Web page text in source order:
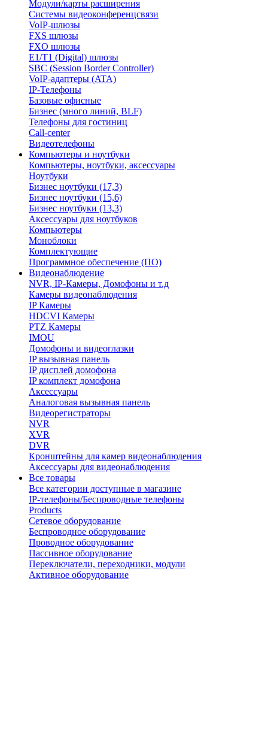
Модули/карты расширения
Системы видеоконференцсвязи
VoIP-шлюзы
FXS шлюзы
FXO шлюзы
E1/T1 (Digital) шлюзы
SBC (Session Border Controller)
VoIP-адаптеры (ATA)
IP-Телефоны
Базовые офисные
Бизнес (много линий, BLF)
Телефоны для гостиниц
Call-center
Видеотелефоны
Компьютеры и ноутбуки
Компьютеры, ноутбуки, аксессуары
Ноутбуки
Бизнес ноутбуки (17,3)
Бизнес ноутбуки (15,6)
Бизнес ноутбуки (13,3)
Аксессуары для ноутбуков
Компьютеры
Моноблоки
Комплектующие
Программное обеспечение (ПО)
Видеонаблюдение
NVR, IP-Камеры, Домофоны и т.д
Камеры видеонаблюдения
IP Камеры
HDCVI Камеры
PTZ Камеры
IMOU
Домофоны и видеоглазки
IP вызывная панель
IP дисплей домофона
IP комплект домофона
Аксессуары
Аналоговая вызывная панель
Видеорегистраторы
NVR
XVR
DVR
Кронштейны для камер видеонаблюдения
Аксессуары для видеонаблюдения
Все товары
Все категории доступные в магазине
IP-телефоны/Беспроводные телефоны
Products
Сетевое оборудование
Беспроводное оборудование
Проводное оборудование
Пассивное оборудование
Переключатели, переходники, модули
Активное оборудование